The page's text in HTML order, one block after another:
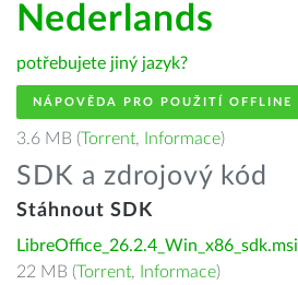
Nederlands
potřebujete jiný jazyk?
NÁPOVĚDA PRO POUŽITÍ OFFLINE
3.6 MB (Torrent, Informace)
SDK a zdrojový kód
Stáhnout SDK
LibreOffice_26.2.4_Win_x86_sdk.msi
22 MB (Torrent, Informace)